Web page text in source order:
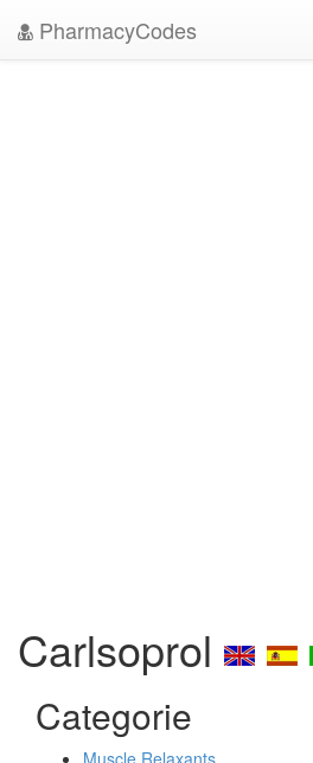
PharmacyCodes
Carlsoprol
Categorie
Muscle Relaxants